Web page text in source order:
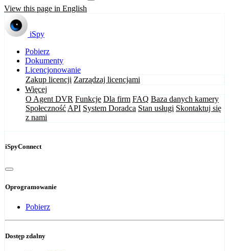
View this page in English
iSpy
Pobierz
Dokumenty
Licencjonowanie
Zakup licencji Zarządzaj licencjami
Więcej
O Agent DVR Funkcje Dla firm FAQ Baza danych kamery
Społeczność API System Doradca Stan usługi Skontaktuj się
z nami
iSpyConnect
Oprogramowanie
Pobierz
Dostęp zdalny